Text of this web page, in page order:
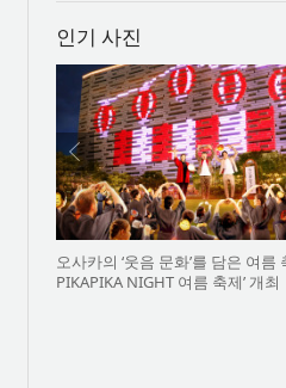
인기 사진
오사카의 ‘웃음 문화’를 담은 여름
PIKAPIKA NIGHT 여름 축제’ 개최